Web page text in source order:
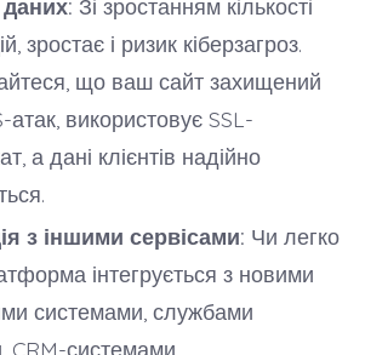
Зі зростанням кількості
зростає і ризик кіберзагроз.
що ваш сайт захищений
атак, використовує SSL-
а дані клієнтів надійно
з іншими сервісами: Чи легко
інтегрується з новими
системами, службами
CRM-системами,